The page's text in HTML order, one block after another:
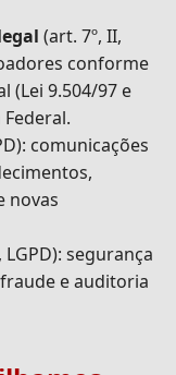
(art. 7º, II,
conforme
(Lei 9.504/97 e
Federal.
comunicações
novas
LGPD): segurança
e auditoria